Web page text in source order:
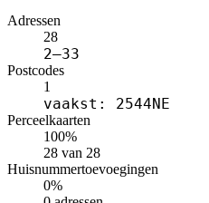
Adressen
28
2–33
Postcodes
1
vaakst: 2544NE
Perceelkaarten
100%
28 van 28
Huisnummertoevoegingen
0%